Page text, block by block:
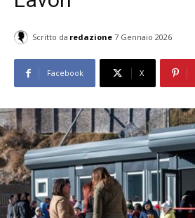
Scritto da redazione 7 Gennaio 2026
Facebook X